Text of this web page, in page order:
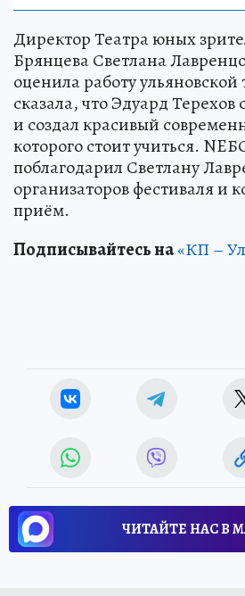
Директор Театра юных
Брянцева Светлана
оценила работу
сказала, что Эдуард Терехов
и создал красивый
которого стоит учиться.
поблагодарил Светлану
организаторов фестиваля и
приём.
Подписывайтесь на«КП –
ЧИТАЙТЕ НАС В